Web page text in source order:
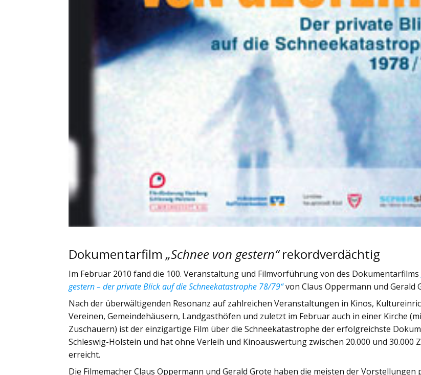
Dokumentarfilm„Schnee von gestern“rekordverdächtig
Im Februar 2010 fand die 100. Veranstaltung und Filmvorführung von des Dokumentarfilms
gestern – der private Blick auf die Schneekatastrophe 78/79“von Claus Oppermann und Gerald
Nach der überwältigenden Resonanz auf zahlreichen Veranstaltungen in Kinos,
Vereinen, Gemeindehäusern, Landgasthöfen und zuletzt im Februar auch in einer Kirche
Zuschauern) ist der einzigartige Film über die Schneekatastrophe der erfolgreichste
Schleswig-Holstein und hat ohne Verleih und Kinoauswertung zwischen 20.000 und 30.000
erreicht.
Die Filmemacher Claus Oppermann und Gerald Grote haben die meisten der Vorstellungen